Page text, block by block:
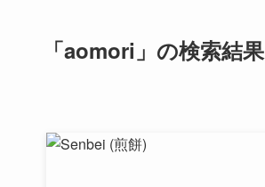
「aomori」の検索結果